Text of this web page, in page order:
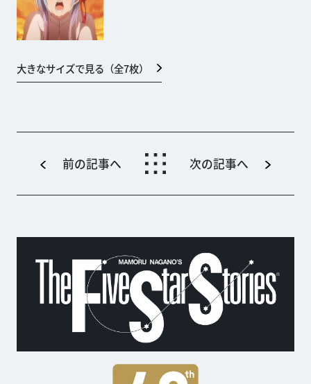
大きなサイズで見る（全7枚）
前の記事へ 次の記事へ